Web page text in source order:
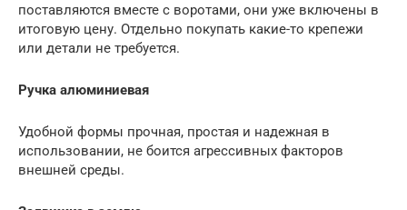
поставляются вместе с воротами, они уже включены в
итоговую цену. Отдельно покупать какие-то крепежи
или детали не требуется.
Ручка алюминиевая
Удобной формы прочная, простая и надежная в
использовании, не боится агрессивных факторов
внешней среды.